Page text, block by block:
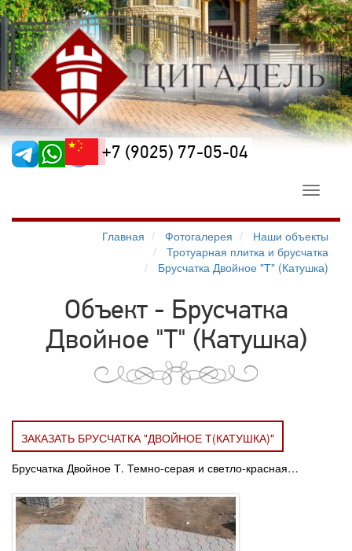
+7 (9025) 77-05-04
Toggle
Главная
Фотогалерея
Наши объекты
Тротуарная плитка и брусчатка
Брусчатка Двойное "Т" (Катушка)
Объект - Брусчатка
Двойное "Т" (Катушка)
ЗАКАЗАТЬ БРУСЧАТКА "ДВОЙНОЕ Т(КАТУШКА)"
Брусчатка Двойное Т. Темно-серая и светло-красная…